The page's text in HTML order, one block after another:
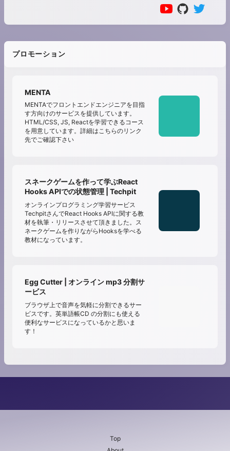
プロモーション
MENTA
MENTAでフロントエンドエンジニアを目指
す方向けのサービスを提供しています。
HTML/CSS, JS, Reactを学習できるコース
を用意しています。詳細はこちらのリンク
先でご確認下さい
スネークゲームを作って学ぶReact
Hooks APIでの状態管理 | Techpit
オンラインプログラミング学習サービス
TechpitさんでReact Hooks APIに関する教
材を執筆・リリースさせて頂きました。ス
ネークゲームを作りながらHooksを学べる
教材になっています。
Egg Cutter | オンライン mp3 分割サ
ービス
ブラウザ上で音声を気軽に分割できるサー
ビスです。英単語帳CD の分割にも使える
便利なサービスになっているかと思いま
す！
Top